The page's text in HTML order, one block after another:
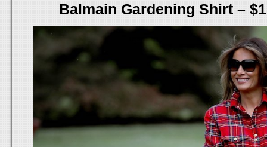
Balmain Gardening Shirt –